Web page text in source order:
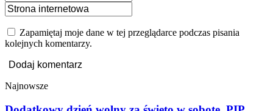
Zapamiętaj moje dane w tej przeglądarce podczas pisania
kolejnych komentarzy.
Najnowsze